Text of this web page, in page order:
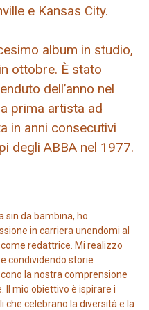
e Kansas City.
album in studio,
ottobre. È stato
dell’anno nel
prima artista ad
in anni consecutivi
degli ABBA nel 1977.
sin da bambina, ho
in carriera unendomi al
redattrice. Mi realizzo
condividendo storie
la nostra comprensione
Il mio obiettivo è ispirare i
che celebrano la diversità e la